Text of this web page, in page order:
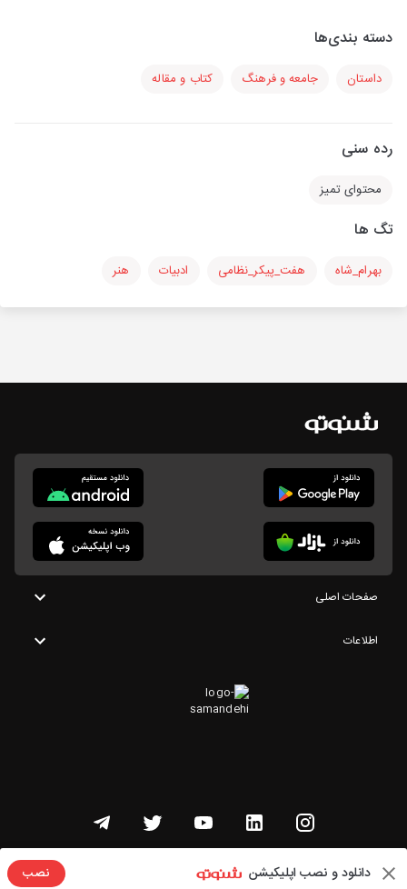
دسته بندی‌ها
داستان جامعه و فرهنگ کتاب و مقاله
رده سنی
محتوای تمیز
تگ ها
بهرام_شاه هفت_پیکر_نظامی ادبیات هنر
دانلود و نصب اپلیکیشن نصب
صفحات اصلی
اطلاعات
تمامی حقوق این وبسایت متعلق به شنوتو است